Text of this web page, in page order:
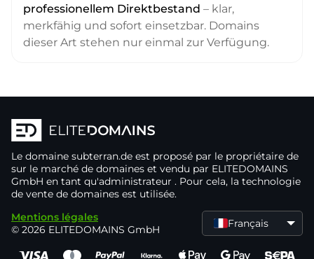
professionellem Direktbestand – klar,
merkfähig und sofort einsetzbar. Domains
dieser Art stehen nur einmal zur Verfügung.
Le domaine subterran.de est proposé par le propriétaire de
sur le marché de domaines et vendu par ELITEDOMAINS
GmbH en tant qu'administrateur . Pour cela, la technologie
de vente de domaines est utilisée.
Mentions légales
© 2026 ELITEDOMAINS GmbH
Français